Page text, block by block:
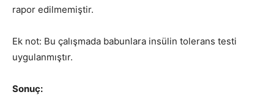
rapor edilmemiştir.
Ek not: Bu çalışmada babunlara insülin tolerans testi
uygulanmıştır.
Sonuç: